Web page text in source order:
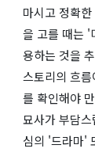
마시고 정확
을 고를 때는 '
용하는 것을
스토리의 흐
를 확인해야
묘사가 부담
심의 '드라마'